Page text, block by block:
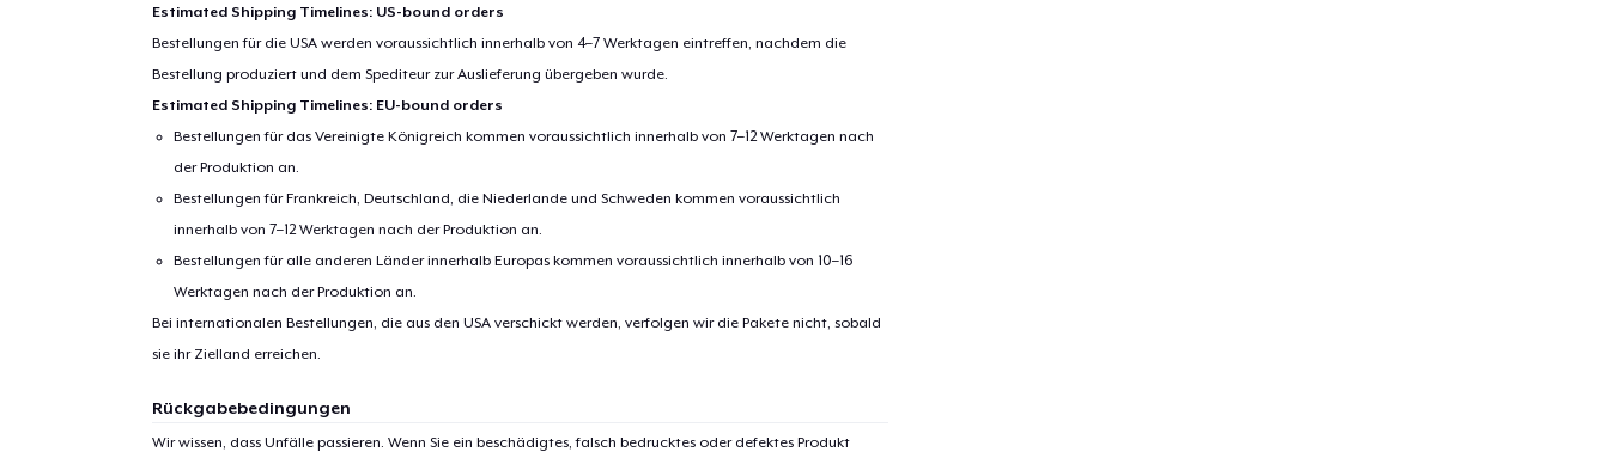
Estimated Shipping Timelines: US-bound orders
Bestellungen für die USA werden voraussichtlich innerhalb von 4–7 Werktagen eintreffen, nachdem die
Bestellung produziert und dem Spediteur zur Auslieferung übergeben wurde.
Estimated Shipping Timelines: EU-bound orders
Bestellungen für das Vereinigte Königreich kommen voraussichtlich innerhalb von 7–12 Werktagen nach
der Produktion an.
Bestellungen für Frankreich, Deutschland, die Niederlande und Schweden kommen voraussichtlich
innerhalb von 7–12 Werktagen nach der Produktion an.
Bestellungen für alle anderen Länder innerhalb Europas kommen voraussichtlich innerhalb von 10–16
Werktagen nach der Produktion an.
Bei internationalen Bestellungen, die aus den USA verschickt werden, verfolgen wir die Pakete nicht, sobald
sie ihr Zielland erreichen.
Rückgabebedingungen
Wir wissen, dass Unfälle passieren. Wenn Sie ein beschädigtes, falsch bedrucktes oder defektes Produkt